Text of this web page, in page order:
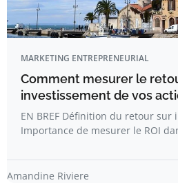
MARKETING ENTREPRENEURIAL
Comment mesurer le
investissement de vos
EN BREF Définition du retour sur
Importance de mesurer le ROI
Amandine Riviere